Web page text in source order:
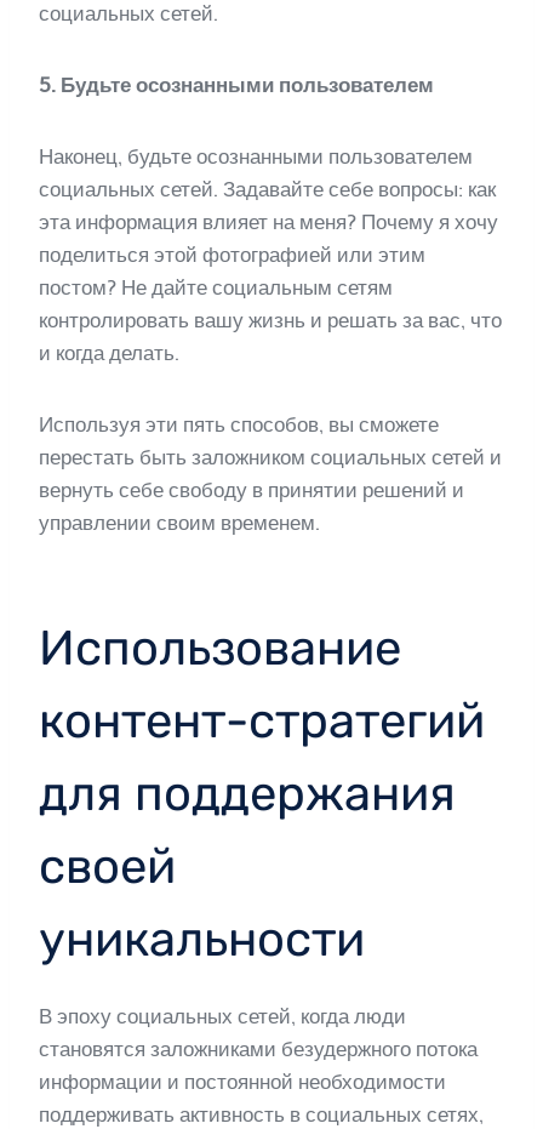
социальных сетей.
5. Будьте осознанными пользователем
Наконец, будьте осознанными пользователем
социальных сетей. Задавайте себе вопросы: как
эта информация влияет на меня? Почему я хочу
поделиться этой фотографией или этим
постом? Не дайте социальным сетям
контролировать вашу жизнь и решать за вас, что
и когда делать.
Используя эти пять способов, вы сможете
перестать быть заложником социальных сетей и
вернуть себе свободу в принятии решений и
управлении своим временем.
Использование
контент-стратегий
для поддержания
своей
уникальности
В эпоху социальных сетей, когда люди
становятся заложниками безудержного потока
информации и постоянной необходимости
поддерживать активность в социальных сетях,